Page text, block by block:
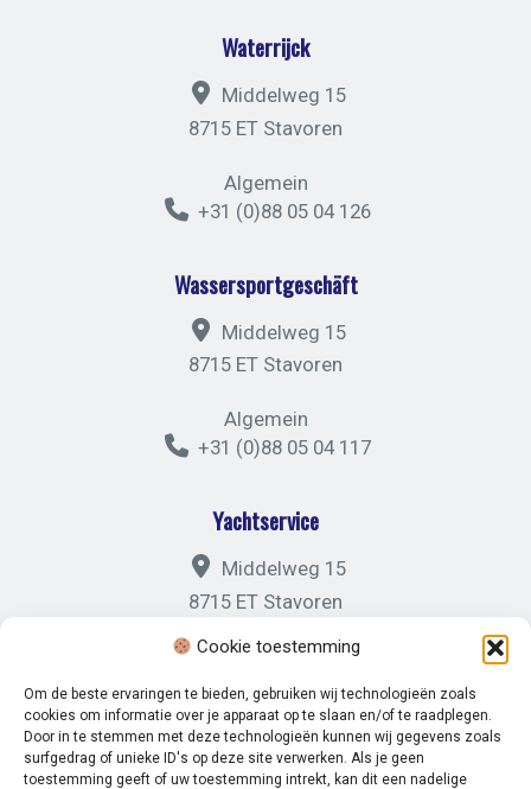
Cookie toestemming
Om de beste ervaringen te bieden, gebruiken wij technologieën zoals
cookies om informatie over je apparaat op te slaan en/of te raadplegen.
Door in te stemmen met deze technologieën kunnen wij gegevens zoals
surfgedrag of unieke ID's op deze site verwerken. Als je geen
toestemming geeft of uw toestemming intrekt, kan dit een nadelige
Waterrijck
Middelweg 15
8715 ET Stavoren
Algemein
+31 (0)88 05 04 126
Wassersportgeschäft
Middelweg 15
8715 ET Stavoren
Algemein
+31 (0)88 05 04 117
Yachtservice
Middelweg 15
8715 ET Stavoren
Algemein
+31 (0)88 05 04 121